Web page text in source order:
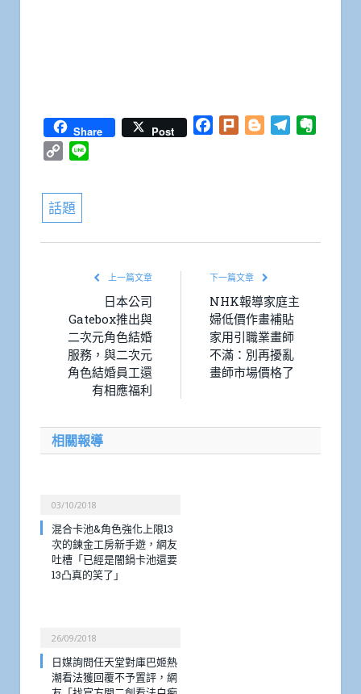
Share Post Facebook
Plurk BloggerTelegram
Copy
話題
上一篇文章
日本公司
Gatebox推出與
二次元角色結婚
服務，與二次元
角色結婚員工還
有相應福利
下一篇文章
NHK報導家庭主
婦低價作畫補貼
家用引職業畫師
不滿：別再擾亂
畫師市場價格了
相關報導
03/10/2018
混合卡池&角色強化上限13
次的鍊金工房新手遊，網友
吐槽「已經是闇鍋卡池還要
13凸真的笑了」
26/09/2018
日媒詢問任天堂對庫巴姬熱
潮看法獲回覆不予置評，網